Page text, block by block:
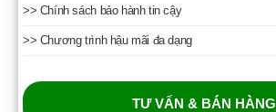
>> Chính sách bảo hành tin cậy
>> Chương trình hậu mãi đa dạng
TƯ VẤN & BÁN HÀNG